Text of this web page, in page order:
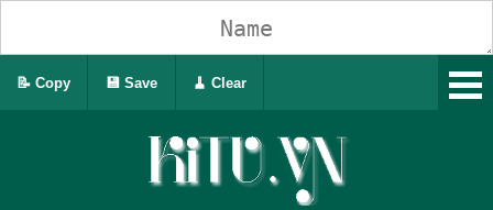
📝 Copy 💾 Save 🧹 Clear